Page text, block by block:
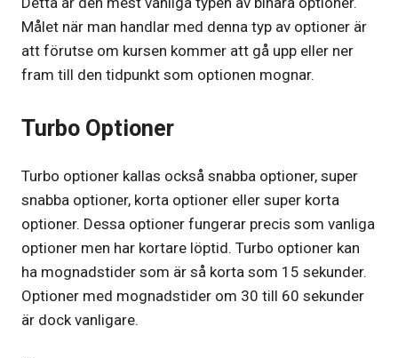
Målet när man handlar med denna typ av optioner är
att förutse om kursen kommer att gå upp eller ner
fram till den tidpunkt som optionen mognar.
Turbo Optioner
Turbo optioner kallas också snabba optioner, super
snabba optioner, korta optioner eller super korta
optioner. Dessa optioner fungerar precis som vanliga
optioner men har kortare löptid. Turbo optioner kan
ha mognadstider som är så korta som 15 sekunder.
Optioner med mognadstider om 30 till 60 sekunder
är dock vanligare.